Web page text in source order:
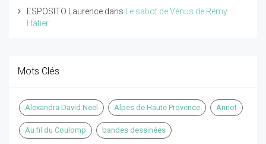
ESPOSITO Laurence dans
Le sabot de Vénus de Rémy
Hatier
Mots Clés
Alexandra David Neel Alpes de Haute Provence Annot
Au fil du Coulomp bandes dessinées